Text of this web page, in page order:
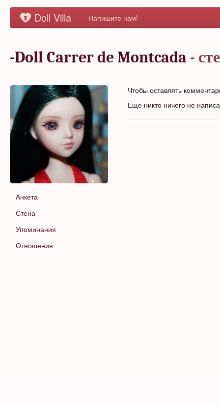
Doll Villa Напишите нам!
-Doll Carrer de Montcada -
Анкета
Стена
Упоминания
Отношения
Чтобы оставлять
Еще никто ничего не